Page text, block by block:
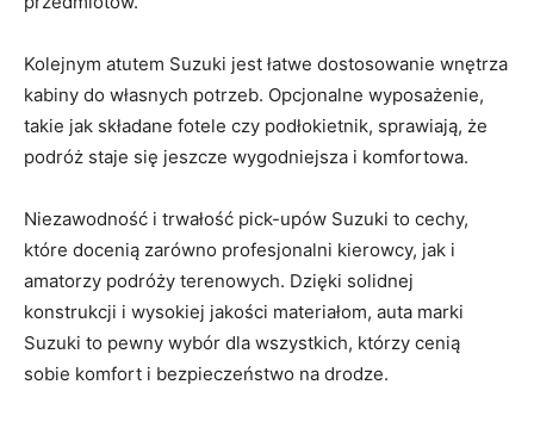
Kolejnym atutem Suzuki ‍jest ⁣łatwe dostosowanie‌ wnętrza
kabiny ‌do własnych potrzeb. Opcjonalne wyposażenie,
takie jak składane fotele czy podłokietnik, sprawiają, że
podróż staje się jeszcze wygodniejsza i komfortowa.
Niezawodność i trwałość pick-upów ⁣Suzuki to cechy,
które docenią zarówno profesjonalni kierowcy, jak i
amatorzy podróży terenowych. Dzięki solidnej
konstrukcji i wysokiej jakości materiałom, auta marki
Suzuki to pewny wybór dla wszystkich, którzy​ cenią
sobie komfort i bezpieczeństwo na drodze.